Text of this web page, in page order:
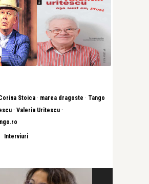
Stoica · marea dragoste · Tango
· Valeria Uritescu ·
Interviuri
INTERVIURI